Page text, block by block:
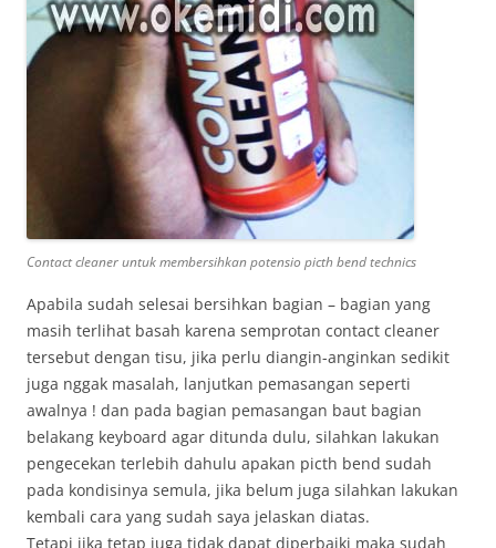
Contact cleaner untuk membersihkan potensio picth bend technics
Apabila sudah selesai bersihkan bagian – bagian yang
masih terlihat basah karena semprotan contact cleaner
tersebut dengan tisu, jika perlu diangin-anginkan sedikit
juga nggak masalah, lanjutkan pemasangan seperti
awalnya ! dan pada bagian pemasangan baut bagian
belakang keyboard agar ditunda dulu, silahkan lakukan
pengecekan terlebih dahulu apakan picth bend sudah
pada kondisinya semula, jika belum juga silahkan lakukan
kembali cara yang sudah saya jelaskan diatas.
Tetapi jika tetap juga tidak dapat diperbaiki maka sudah